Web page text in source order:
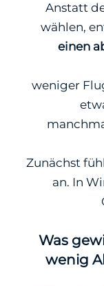
Anstatt
wählen,
einen
weniger
Zunächst
an. In
Was
wenig